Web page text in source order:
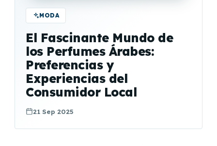
MODA
El Fascinante Mundo de
los Perfumes Árabes:
Preferencias y
Experiencias del
Consumidor Local
21 Sep 2025